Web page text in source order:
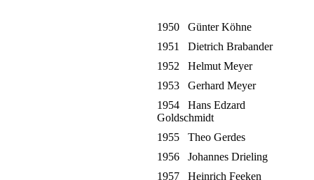
1950 Günter Köhne
1951 Dietrich Brabander
1952 Helmut Meyer
1953 Gerhard Meyer
1954 Hans Edzard
Goldschmidt
1955 Theo Gerdes
1956 Johannes Drieling
1957 Heinrich Feeken